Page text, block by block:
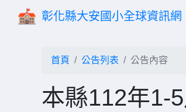
彰化縣大安國小全球資訊網
首頁 公告列表 公告內容
本縣112年1-